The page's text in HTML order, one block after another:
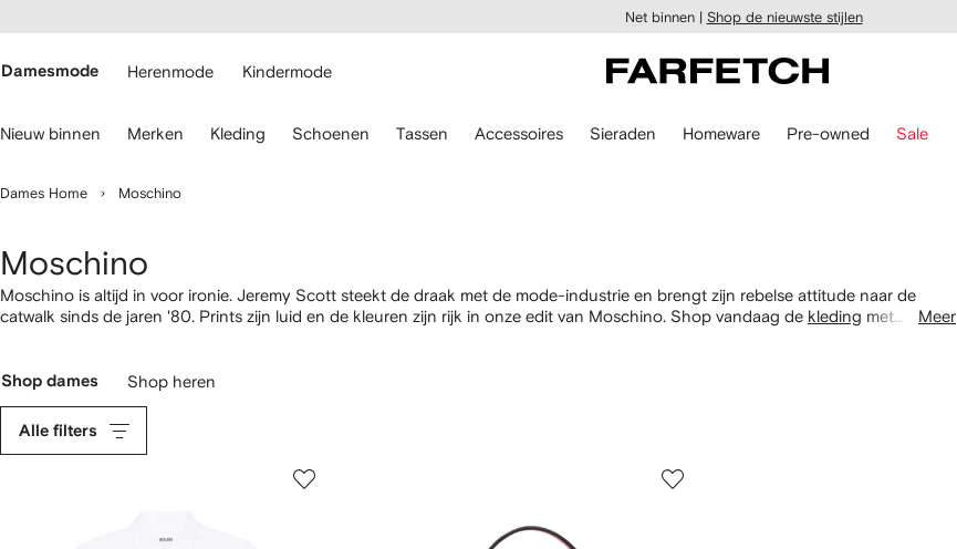
naar de
Net binnen | Shop de nieuwste stijlen
Damesmode Herenmode Kindermode
Nieuw binnen Merken Kleding Schoenen Tassen Accessoires Sieraden Homeware Pre-owned Sale
Dames Home Moschino
Moschino
Moschino is altijd in voor ironie. Jeremy Scott steekt de draak met de mode-industrie en brengt zijn rebelse attitude naar de
catwalk sinds de jaren '80. Prints zijn luid en de kleuren zijn rijk in onze edit van Moschino. Shop vandaag de kleding met
Meer
Shop dames Shop heren
Alle filters